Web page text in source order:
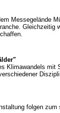
Messegelände
Klimawandels
folgen zum